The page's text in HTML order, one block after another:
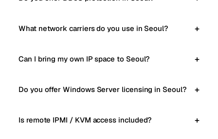
What network carriers do you use in Seoul?
Can I bring my own IP space to Seoul?
Do you offer Windows Server licensing in Seoul?
Is remote IPMI / KVM access included?